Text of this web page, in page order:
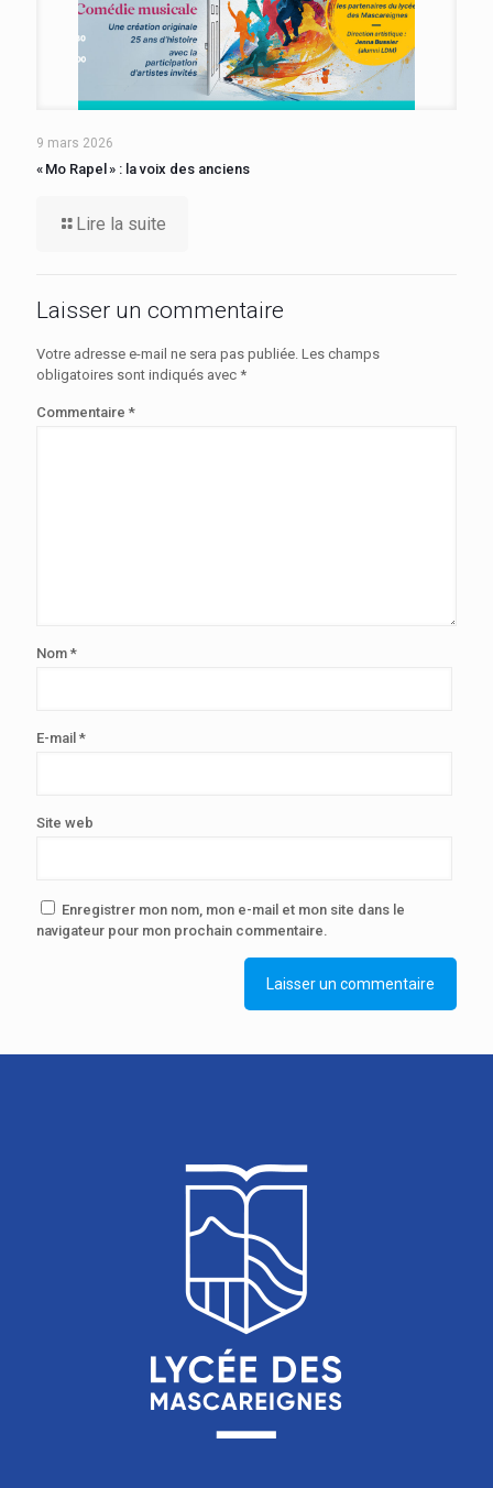
9 mars 2026
« Mo Rapel » : la voix des anciens
Lire la suite
Laisser un commentaire
Votre adresse e-mail ne sera pas publiée. Les champs
obligatoires sont indiqués avec *
Commentaire *
Nom *
E-mail *
Site web
Enregistrer mon nom, mon e-mail et mon site dans le
navigateur pour mon prochain commentaire.